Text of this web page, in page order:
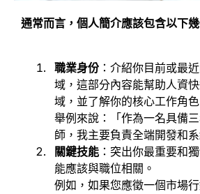
通常而言，個人簡介應該包含以下幾
職業身份 ：介紹你目前或最
域，這部分內容能幫助人資
域，並了解你的核心工作角色
舉例來說：「作為一名具備
師，我主要負責全端開發和系
關鍵技能 ：突出你最重要和
能應該與職位相關。
例如，如果您應徵一個市場